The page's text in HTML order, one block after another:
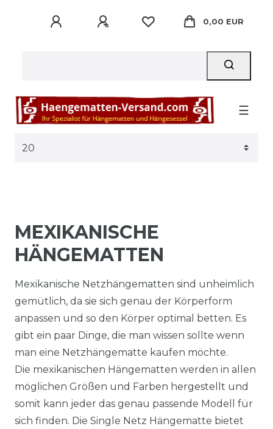
0,00 EUR
☰
MEXIKANISCHE
HÄNGEMATTEN
Mexikanische Netzhängematten sind unheimlich
gemütlich, da sie sich genau der Körperform
anpassen und so den Körper optimal betten. Es
gibt ein paar Dinge, die man wissen sollte wenn
man eine Netzhängematte kaufen möchte.
Die mexikanischen Hängematten werden in allen
möglichen Größen und Farben hergestellt und
somit kann jeder das genau passende Modell für
sich finden. Die Single Netz Hängematte bietet